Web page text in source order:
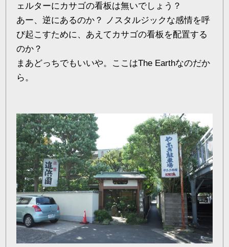
ェルターにカサゴの看板は無いでしょう？
あー、逆にあるのか？ ノスタルジックな感情を呼
び起こすために、あえてカサゴの看板を配置する
のか？
まあどっちでもいいや。ここはThe Earthなのだか
ら。